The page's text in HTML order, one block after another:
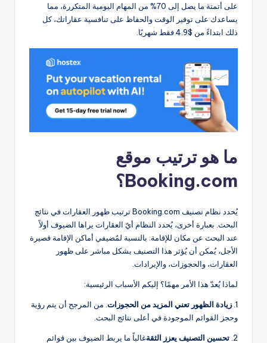
على أتمتة ما يصل إلى 70% من المهام اليومية المتكررة، مما
يساعدك على توفير الوقت والحفاظ على تنافسية عقاراتك، كل
ذلك ابتداءً من $4.9 فقط شهريًا.
ما هو ترتيب موقع
Booking.com؟
يُحدد نظام تصنيف Booking.com ترتيب ظهور العقارات في نتائج
البحث. بعبارة أخرى، يُحدد النظام أيّ العقارات يراها الضيوف أولاً
عند البحث عن مكان للإقامة. بالنسبة لمُضيفي أماكن الإقامة قصيرة
الأجل، يُمكن أن يُؤثر هذا التصنيف بشكل مباشر على ظهور
العقارات، والحجوزات، والإيرادات.
لماذا يُعدّ هذا الأمر مهمًا؟ إليكم الأسباب الرئيسية:
1. زيادة الظهور تعني المزيد من الحجوزات . من المرجح أن يتم رؤية
وحجز القوائم الموجودة في أعلى نتائج البحث.
2. تحسين التصنيف يعزز الثقةغالباً ما يربط الضيوف بين قوائم